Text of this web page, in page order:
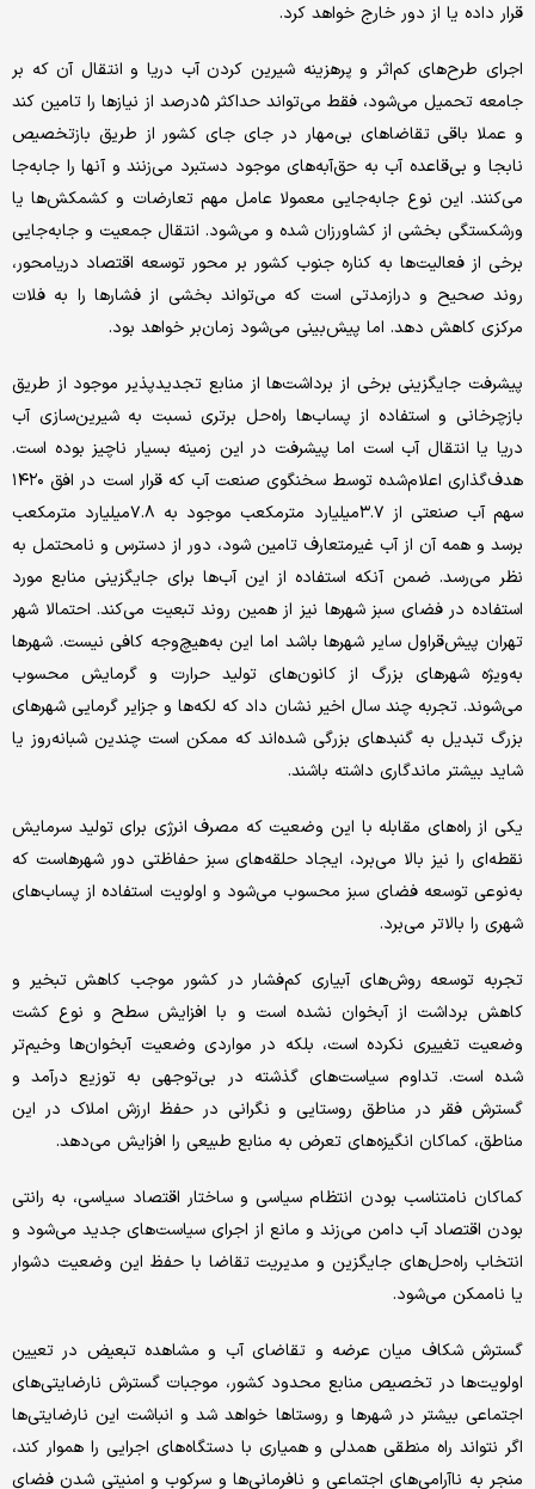
قرار داده یا از دور خارج خواهد کرد.
اجرای طرح‌های کم‌اثر و پرهزینه شیرین کردن آب دریا و انتقال آن که بر
جامعه تحمیل می‌شود، فقط می‌تواند حداکثر ۵درصد از نیازها را تامین کند
و عملا باقی تقاضاهای بی‌مهار در جای جای کشور از طریق بازتخصیص
نابجا و بی‌قاعده آب به حق‌آبه‌های موجود دستبرد می‌زنند و آنها را جابه‌جا
می‌کنند. این نوع جابه‌جایی معمولا عامل مهم تعارضات و کشمکش‌ها یا
ورشکستگی بخشی از کشاورزان شده و می‌شود. انتقال جمعیت و جابه‌جایی
برخی از فعالیت‌ها به کناره جنوب کشور بر محور توسعه اقتصاد دریامحور،
روند صحیح و درازمدتی است که می‌تواند بخشی از فشارها را به فلات
مرکزی کاهش دهد. اما پیش‌بینی می‌شود زمان‌بر خواهد بود.
پیشرفت جایگزینی برخی از برداشت‌ها از منابع تجدیدپذیر موجود از طریق
بازچرخانی و استفاده از پساب‌ها راه‌حل برتری نسبت به شیرین‌سازی آب
دریا یا انتقال آب است اما پیشرفت در این زمینه بسیار ناچیز بوده است.
هدف‌گذاری اعلام‌شده توسط سخنگوی صنعت آب که قرار است در افق ۱۴۲۰
سهم آب صنعتی از ۳.۷میلیارد مترمکعب موجود به ۷.۸میلیارد مترمکعب
برسد و همه‌ آن از آب غیرمتعارف تامین شود، دور از دسترس و نامحتمل به
‌نظر می‌رسد. ضمن آنکه استفاده از این آب‌ها برای جایگزینی منابع مورد
استفاده در فضای سبز شهرها نیز از همین روند تبعیت می‌کند. احتمالا شهر
تهران پیش‌قراول سایر شهرها باشد اما این به‌هیچ‌وجه کافی نیست. شهرها
به‌ویژه شهرهای بزرگ از کانون‌های تولید حرارت و گرمایش محسوب
می‌شوند. تجربه چند سال اخیر نشان داد که لکه‌ها و جزایر گرمایی شهرهای
بزرگ تبدیل به گنبدهای بزرگی شده‌اند که ممکن است چندین شبانه‌روز یا
شاید بیشتر ماندگاری داشته باشند.
یکی از راه‌های مقابله با این وضعیت که مصرف انرژی برای تولید سرمایش
نقطه‌ای را نیز بالا می‌برد، ایجاد حلقه‌های سبز حفاظتی دور شهرهاست که
به‌نوعی توسعه فضای سبز محسوب می‌شود و اولویت استفاده از پساب‌های
شهری را بالاتر می‌برد.
تجربه توسعه روش‌های آبیاری کم‌فشار در کشور موجب کاهش تبخیر و
کاهش برداشت از آبخوان نشده است و با افزایش سطح و نوع کشت
وضعیت تغییری نکرده است، بلکه در مواردی وضعیت آبخوان‌ها وخیم‌تر
شده است. تداوم سیاست‌های گذشته در بی‌توجهی به توزیع درآمد و
گسترش فقر در مناطق روستایی و نگرانی در حفظ ارزش املاک در این
مناطق، کماکان انگیزه‌های تعرض به منابع طبیعی را افزایش می‌دهد.
کماکان نامتناسب بودن انتظام سیاسی و ساختار اقتصاد سیاسی، به رانتی
بودن اقتصاد آب دامن می‌زند و مانع از اجرای سیاست‌های جدید می‌شود و
انتخاب راه‌حل‌های جایگزین و مدیریت تقاضا با حفظ این وضعیت دشوار
یا ناممکن می‌شود.
گسترش شکاف میان عرضه و تقاضای آب و مشاهده تبعیض در تعیین
اولویت‌ها در تخصیص منابع محدود کشور، موجبات گسترش نارضایتی‌های
اجتماعی بیشتر در شهرها و روستاها خواهد شد و انباشت این نارضایتی‌ها
اگر نتواند راه منطقی همدلی و همیاری با دستگاه‌های اجرایی را هموار کند،
منجر به نا‌آرامی‌های اجتماعی و نافرمانی‌ها و سرکوب و امنیتی شدن فضای